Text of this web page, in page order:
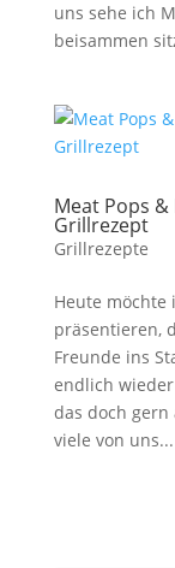
uns sehe ich
beisammen
Meat Pops
Grillrezept
Grillrezepte
Heute möchte
präsentieren,
Freunde ins
endlich
das doch
viele von uns...